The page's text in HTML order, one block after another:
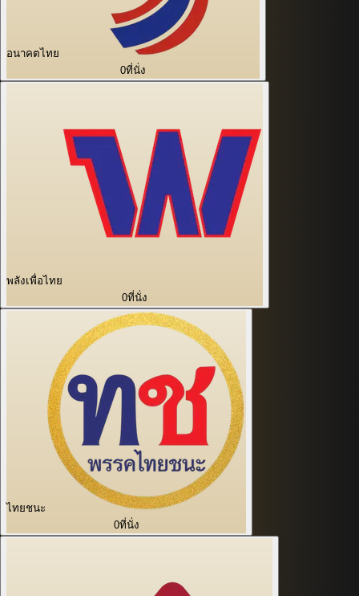
อนาคตไทย
0ที่นั่ง
พลังเพื่อไทย
0ที่นั่ง
ไทยชนะ
0ที่นั่ง